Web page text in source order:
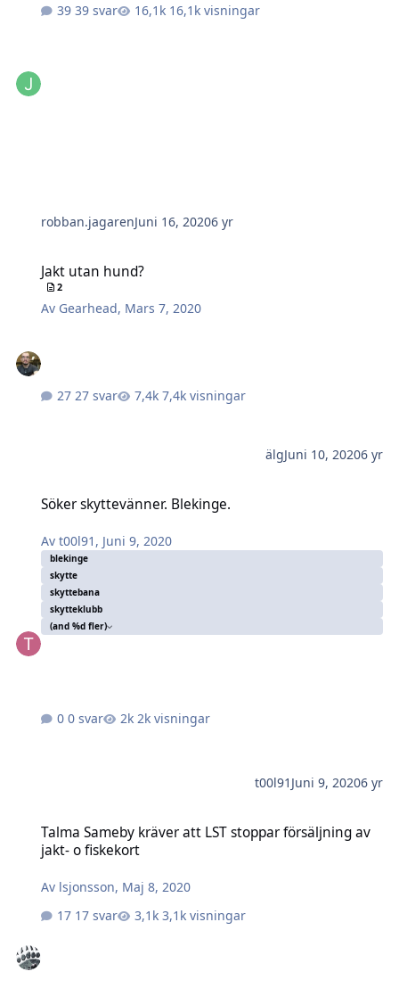
39 svar
16,1k visningar
robban.jagarenJuni 16, 20206 yr
Jakt utan hund?
2
Av Gearhead, Mars 7, 2020
27 svar 7,4k visningar
älgJuni 10, 20206 yr
Söker skyttevänner. Blekinge.
Avt00l91 , Juni 9, 2020
blekinge
skytte
skyttebana
skytteklubb
(and %d fler)
0 svar 2k visningar
t00l91 Juni 9, 20206 yr
Talma Sameby kräver att LST stoppar försäljning av
jakt- o fiskekort
Av lsjonsson, Maj 8, 2020
17 svar
3,1k visningar